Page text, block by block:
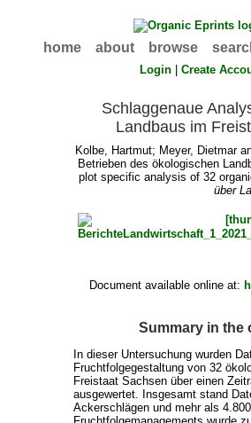
home about browse
Login |Create
Schlaggenaue
Landbaus im
Kolbe, Hartmut; Meyer, Dietmar
Betrieben des ökologischen
plot specific analysis of 32
über
Document available online at:
Summary in the
In dieser Untersuchung wurden
Fruchtfolgegestaltung von 32
Freistaat Sachsen über einen
ausgewertet. Insgesamt stand
Ackerschlägen und mehr als